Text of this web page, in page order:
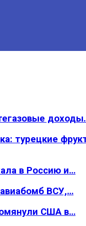
турецкие
в Россию и…
ВСУ,…
США в…